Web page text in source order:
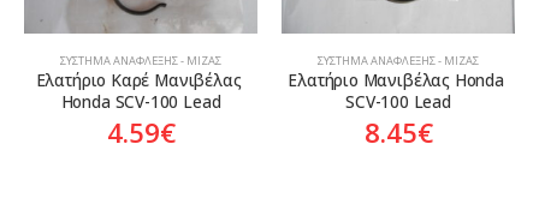
ΣΎΣΤΗΜΑ ΑΝΆΦΛΕΞΗΣ - ΜΊΖΑΣ
Ελατήριο Καρέ Μανιβέλας
Honda SCV-100 Lead
4.59€
ΣΎΣΤΗΜΑ ΑΝΆΦΛΕΞΗΣ - ΜΊΖΑΣ
Ελατήριο Μανιβέλας Honda
SCV-100 Lead
8.45€